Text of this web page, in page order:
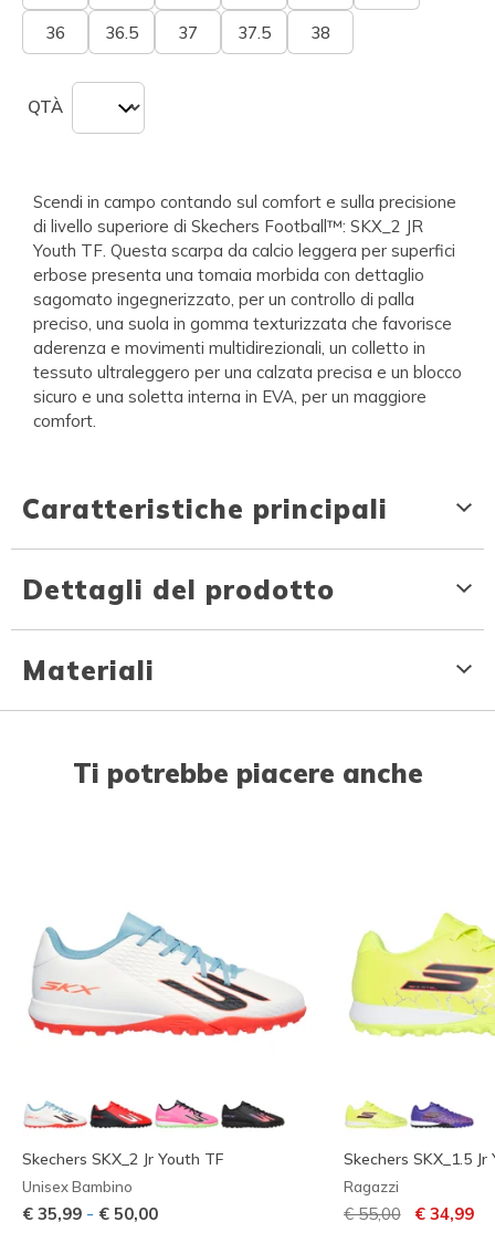
36 36.5 37 37.5 38
QTÀ
Scendi in campo contando sul comfort e sulla precisione
di livello superiore di Skechers Football™: SKX_2 JR
Youth TF. Questa scarpa da calcio leggera per superfici
erbose presenta una tomaia morbida con dettaglio
sagomato ingegnerizzato, per un controllo di palla
preciso, una suola in gomma texturizzata che favorisce
aderenza e movimenti multidirezionali, un colletto in
tessuto ultraleggero per una calzata precisa e un blocco
sicuro e una soletta interna in EVA, per un maggiore
comfort.
Caratteristiche principali
Dettagli del prodotto
Materiali
Ti potrebbe piacere anche
Skechers SKX_2 Jr Youth TF
Unisex Bambino
€ 35,99 - € 50,00
Skechers SKX_1.5 Jr
Ragazzi
Prezzo ridotto da
€ 55,00per€ 34,99